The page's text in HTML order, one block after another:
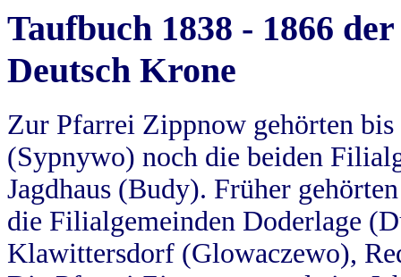
Taufbuch 1838 - 1866
Deutsch Krone
Zur Pfarrei Zippnow gehörten
(Sypnywo) noch die beiden
Jagdhaus (Budy). Früher
die Filialgemeinden Doderlage
Klawittersdorf (Glowaczewo),